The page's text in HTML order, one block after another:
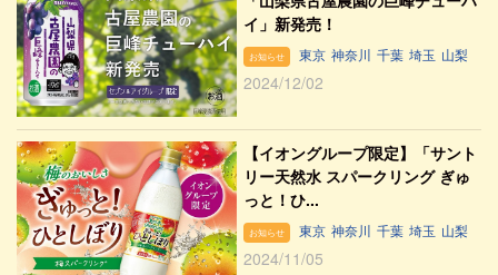
イ」新発売！
お知らせ 東京 神奈川 千葉 埼玉 山梨
2024/12/02
【イオングループ限定】「サント
リー天然水 スパークリング ぎゅ
っと！ひ...
お知らせ 東京 神奈川 千葉 埼玉 山梨
2024/11/05